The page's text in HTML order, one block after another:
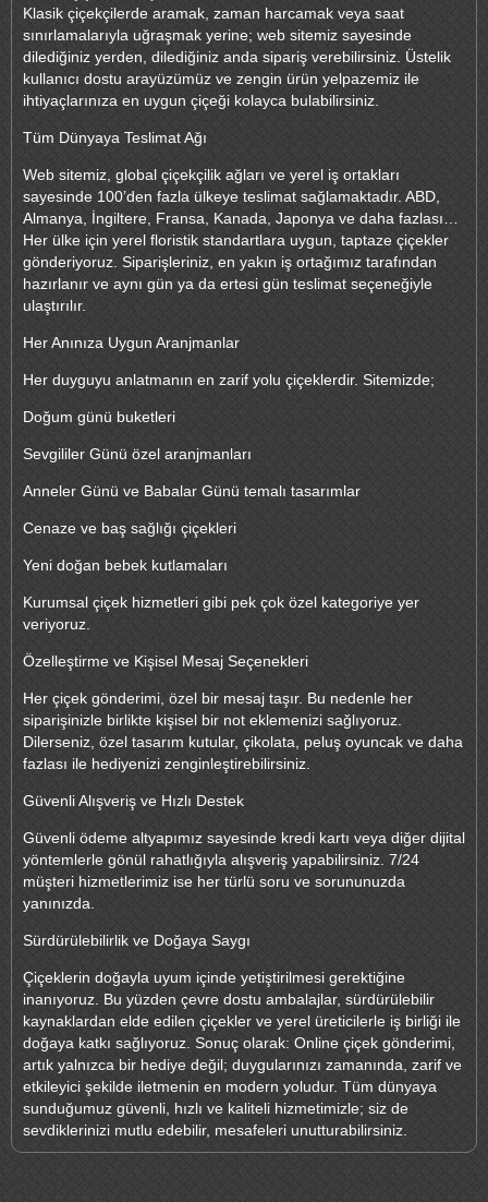
Klasik çiçekçilerde aramak, zaman harcamak veya saat
sınırlamalarıyla uğraşmak yerine; web sitemiz sayesinde
dilediğiniz yerden, dilediğiniz anda sipariş verebilirsiniz. Üstelik
kullanıcı dostu arayüzümüz ve zengin ürün yelpazemiz ile
ihtiyaçlarınıza en uygun çiçeği kolayca bulabilirsiniz.
Tüm Dünyaya Teslimat Ağı
Web sitemiz, global çiçekçilik ağları ve yerel iş ortakları
sayesinde 100’den fazla ülkeye teslimat sağlamaktadır. ABD,
Almanya, İngiltere, Fransa, Kanada, Japonya ve daha fazlası…
Her ülke için yerel floristik standartlara uygun, taptaze çiçekler
gönderiyoruz. Siparişleriniz, en yakın iş ortağımız tarafından
hazırlanır ve aynı gün ya da ertesi gün teslimat seçeneğiyle
ulaştırılır.
Her Anınıza Uygun Aranjmanlar
Her duyguyu anlatmanın en zarif yolu çiçeklerdir. Sitemizde;
Doğum günü buketleri
Sevgililer Günü özel aranjmanları
Anneler Günü ve Babalar Günü temalı tasarımlar
Cenaze ve baş sağlığı çiçekleri
Yeni doğan bebek kutlamaları
Kurumsal çiçek hizmetleri gibi pek çok özel kategoriye yer
veriyoruz.
Özelleştirme ve Kişisel Mesaj Seçenekleri
Her çiçek gönderimi, özel bir mesaj taşır. Bu nedenle her
siparişinizle birlikte kişisel bir not eklemenizi sağlıyoruz.
Dilerseniz, özel tasarım kutular, çikolata, peluş oyuncak ve daha
fazlası ile hediyenizi zenginleştirebilirsiniz.
Güvenli Alışveriş ve Hızlı Destek
Güvenli ödeme altyapımız sayesinde kredi kartı veya diğer dijital
yöntemlerle gönül rahatlığıyla alışveriş yapabilirsiniz. 7/24
müşteri hizmetlerimiz ise her türlü soru ve sorununuzda
yanınızda.
Sürdürülebilirlik ve Doğaya Saygı
Çiçeklerin doğayla uyum içinde yetiştirilmesi gerektiğine
inanıyoruz. Bu yüzden çevre dostu ambalajlar, sürdürülebilir
kaynaklardan elde edilen çiçekler ve yerel üreticilerle iş birliği ile
doğaya katkı sağlıyoruz. Sonuç olarak: Online çiçek gönderimi,
artık yalnızca bir hediye değil; duygularınızı zamanında, zarif ve
etkileyici şekilde iletmenin en modern yoludur. Tüm dünyaya
sunduğumuz güvenli, hızlı ve kaliteli hizmetimizle; siz de
sevdiklerinizi mutlu edebilir, mesafeleri unutturabilirsiniz.